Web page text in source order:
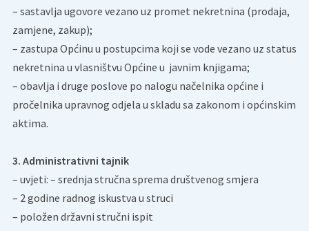
– sastavlja ugovore vezano uz promet nekretnina (prodaja,
zamjene, zakup);
– zastupa Općinu u postupcima koji se vode vezano uz status
nekretnina u vlasništvu Općine u javnim knjigama;
– obavlja i druge poslove po nalogu načelnika općine i
pročelnika upravnog odjela u skladu sa zakonom i općinskim
aktima.
3. Administrativni tajnik
– uvjeti: – srednja stručna sprema društvenog smjera
– 2 godine radnog iskustva u struci
– položen državni stručni ispit